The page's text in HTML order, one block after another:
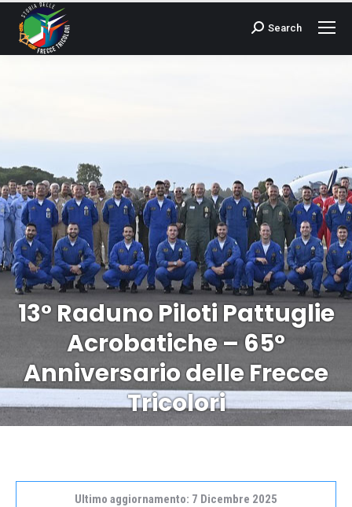
Cerca:Search
13° Raduno Piloti Pattuglie
Acrobatiche – 65°
Anniversario delle Frecce
Tricolori
Tu sei qui:
Ultimo aggiornamento: 7 Dicembre 2025